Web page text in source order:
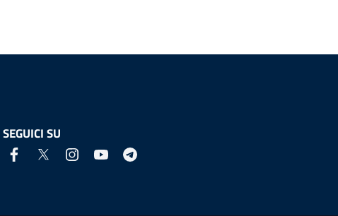
SEGUICI SU